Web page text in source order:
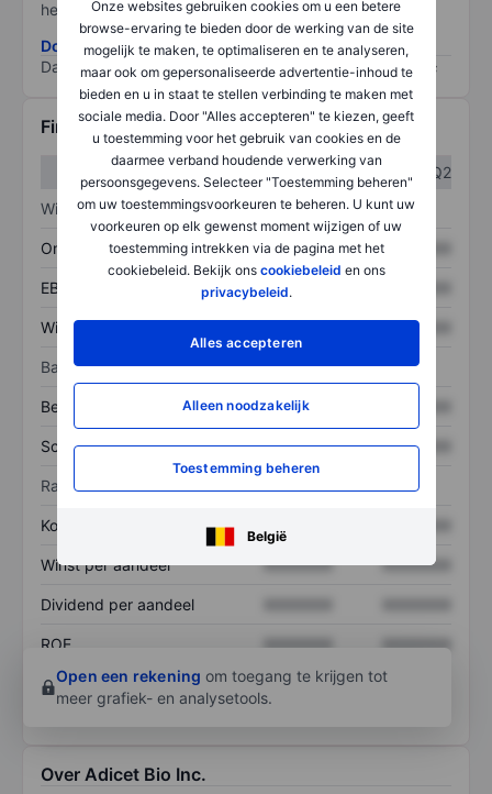
Onze websites gebruiken cookies om u een betere
browse-ervaring te bieden door de werking van de site
mogelijk te maken, te optimaliseren en te analyseren,
maar ook om gepersonaliseerde advertentie-inhoud te
bieden en u in staat te stellen verbinding te maken met
sociale media. Door "Alles accepteren" te kiezen, geeft
u toestemming voor het gebruik van cookies en de
daarmee verband houdende verwerking van
persoonsgegevens. Selecteer "Toestemming beheren"
om uw toestemmingsvoorkeuren te beheren. U kunt uw
voorkeuren op elk gewenst moment wijzigen of uw
toestemming intrekken via de pagina met het
cookiebeleid. Bekijk ons cookiebeleid en ons
privacybeleid.
Alles accepteren
Alleen noodzakelijk
Toestemming beheren
België
het grootste risico).
Download de ESG-risicomethodologie
Data provided by
/
Financiële gegevens
Q2
Winst/verlies
Omzet XXXXXXX XXXXXXX
EBITDA XXXXXXX
Winst XXXXXXX
Balans
Bezittingen XXXXXXX
Schulden XXXXXXX XXXXXXX
Ratio's
Koers/omzetratio
Winst per aandeel XXXXXXX XXXXXXX
Dividend per aandeel
ROE XXXXXXX
XXXXXXX
Open een rekening om toegang te krijgen tot
meer grafiek- en analysetools.
Over Adicet Bio Inc.